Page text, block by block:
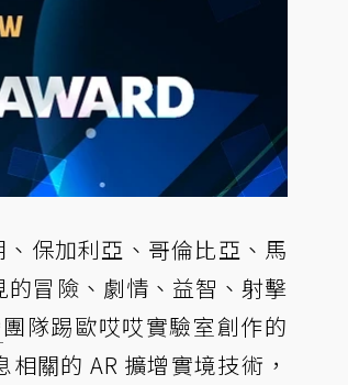
保加利亞、哥倫比亞、馬
冒險、劇情、益智、射擊
團隊踢歐哎哎實驗室創作的
關的 AR 擴增實境技術，